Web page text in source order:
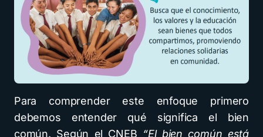
Para comprender este enfoque primero
debemos entender qué significa el bien
común. Según el CNEB “El bien común está